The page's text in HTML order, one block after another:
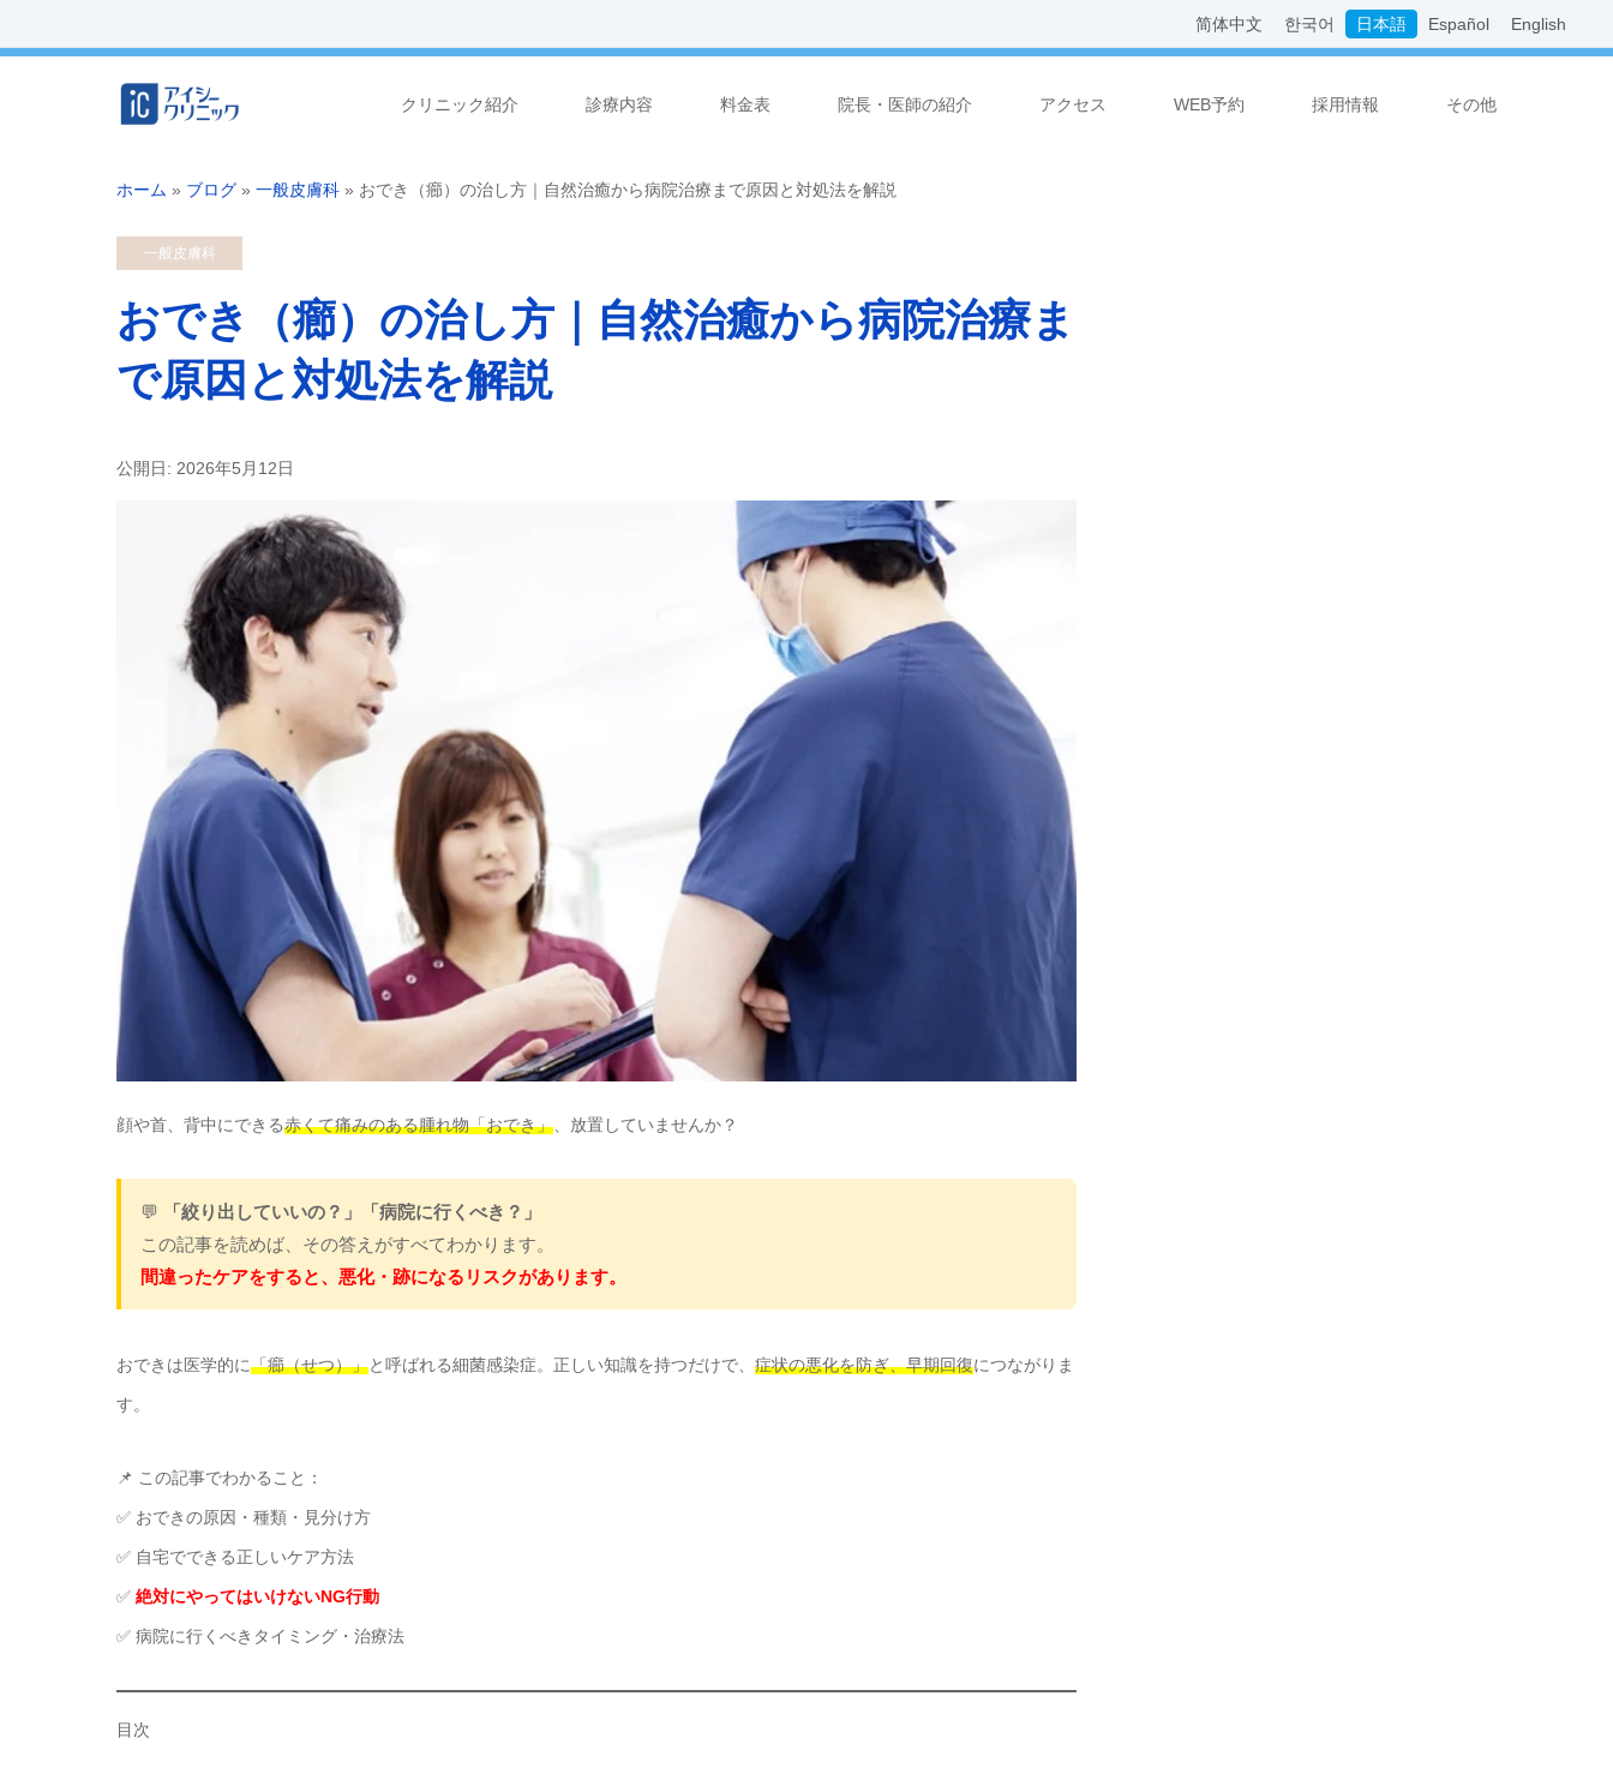
简体中文 한국어 日本語 Español English
クリニック紹介 診療内容 料金表 院長・医師の紹介 アクセス WEB予約 採用情報 その他
ホーム » ブログ » 一般皮膚科 » おでき（癤）の治し方｜自然治癒から病院治療まで原因と対処法を解説
一般皮膚科
おでき（癤）の治し方｜自然治癒から病院治療ま
で原因と対処法を解説
公開日: 2026年5月12日
顔や首、背中にできる赤くて痛みのある腫れ物「おでき」 、放置していませんか？
💬
「絞り出していいの？」「病院に行くべき？」
この記事を読めば、その答えがすべてわかります。
間違ったケアをすると、悪化・跡になるリスクがあります。
おできは医学的に「癤（せつ）」と呼ばれる細菌感染症。正しい知識を持つだけで、 症状の悪化を防ぎ、早期回復につながりま
す。
📌 この記事でわかること：
✅ おできの原因・種類・見分け方
✅ 自宅でできる正しいケア方法
✅ 絶対にやってはいけないNG行動
✅ 病院に行くべきタイミング・治療法
目次